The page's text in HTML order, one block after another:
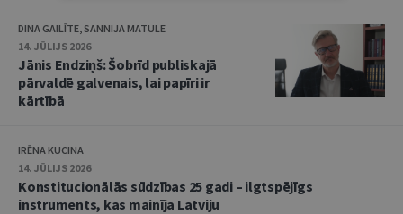
DINA GAILĪTE, SANNIJA MATULE
14. JŪLIJS 2026
Jānis Endziņš: Šobrīd publiskajā
pārvaldē galvenais, lai papīri ir
kārtībā
IRĒNA KUCINA
14. JŪLIJS 2026
Konstitucionālās sūdzības 25 gadi – ilgtspējīgs
instruments, kas mainīja Latviju